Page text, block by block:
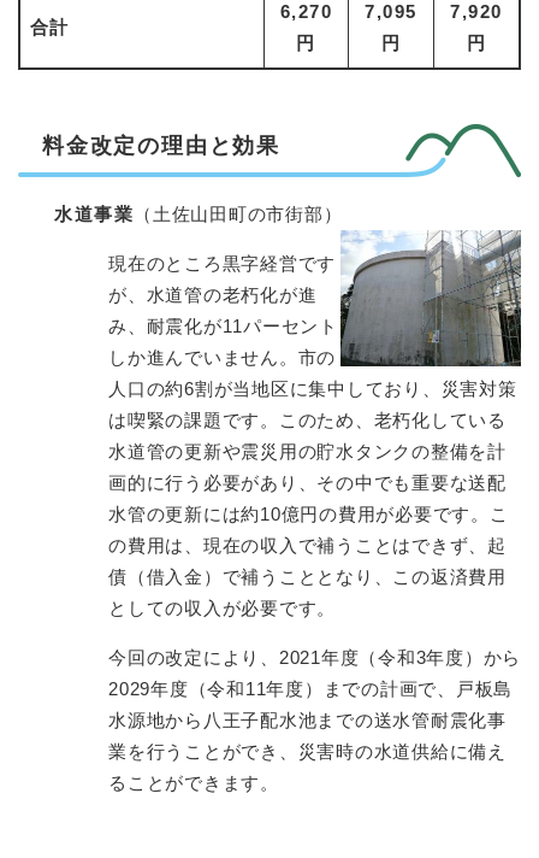
合計
6,270
円
7,095
円
7,920
円
料金改定の理由と効果
水道事業 （土佐山田町の市街部）
現在のところ黒字経営です
が、水道管の老朽化が進
み、耐震化が11パーセント
しか進んでいません。市の
人口の約6割が当地区に集中しており、災害対策
は喫緊の課題です。このため、老朽化している
水道管の更新や震災用の貯水タンクの整備を計
画的に行う必要があり、その中でも重要な送配
水管の更新には約10億円の費用が必要です。こ
の費用は、現在の収入で補うことはできず、起
債（借入金）で補うこととなり、この返済費用
としての収入が必要です。
今回の改定により、2021年度（令和3年度）から
2029年度（令和11年度）までの計画で、戸板島
水源地から八王子配水池までの送水管耐震化事
業を行うことができ、災害時の水道供給に備え
ることができます。